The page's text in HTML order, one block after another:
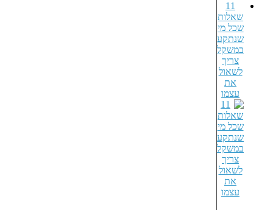
11
שאלות
שכל מי
שנתקע
במשקל
צריך
לשאול
את
עצמו